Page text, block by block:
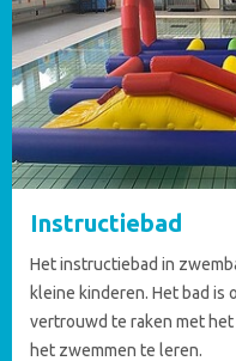
Instructiebad
Het instructiebad in
kleine kinderen. Het bad is
vertrouwd te raken met
het zwemmen te leren.